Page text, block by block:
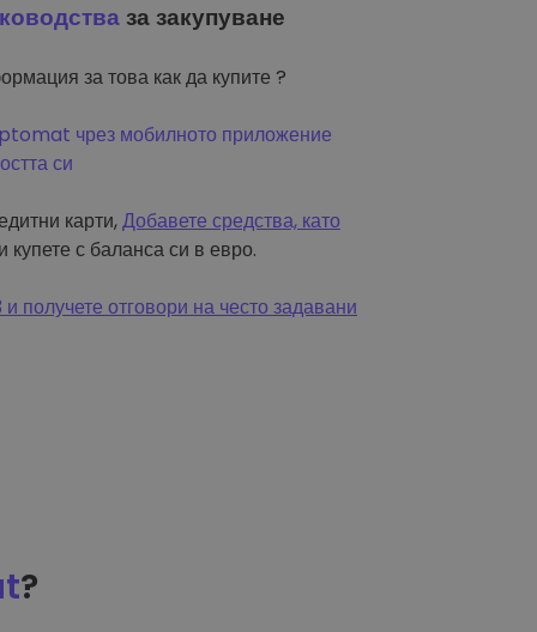
за закупуване
за това как да купите ?
чрез мобилното приложение
си
карти,Добавете средства, като
и купете с баланса си в евро.
получете отговори на често задавани
?